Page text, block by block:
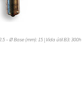
– Ø Base (mm): 15 | Vida útil B3: 300h